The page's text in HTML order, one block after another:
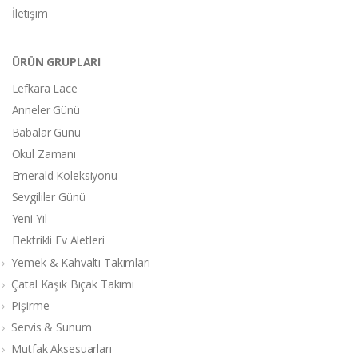
İletişim
ÜRÜN GRUPLARI
Lefkara Lace
Anneler Günü
Babalar Günü
Okul Zamanı
Emerald Koleksiyonu
Sevgililer Günü
Yeni Yıl
Elektrikli Ev Aletleri
Yemek & Kahvaltı Takımları
Çatal Kaşık Bıçak Takımı
Pişirme
Servis & Sunum
Mutfak Aksesuarları